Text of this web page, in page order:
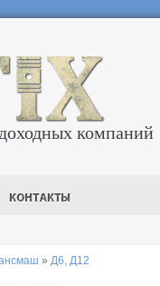
компаний
» Д6, Д12